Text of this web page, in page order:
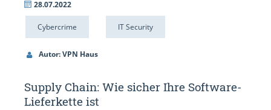
28.07.2022
Cybercrime IT Security
Autor: VPN Haus
Supply Chain: Wie sicher Ihre Software-
Lieferkette ist